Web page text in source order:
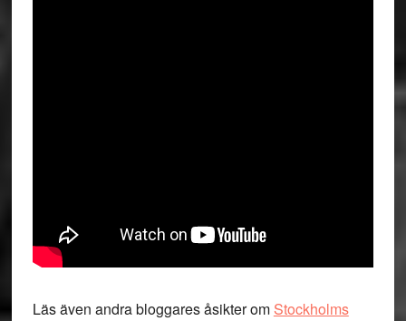
Läs även andra bloggares åsikter om Stockholms